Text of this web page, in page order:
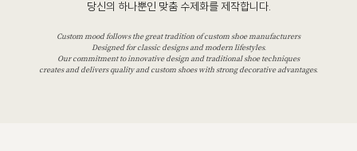
당신의 하나뿐인 맞춤 수제화를 제작합니다.
Custom mood follows the great tradition of custom shoe manufacturers
Designed for classic designs and modern lifestyles.
Our commitment to innovative design and traditional shoe techniques
creates and delivers quality and custom shoes with strong decorative advantages.